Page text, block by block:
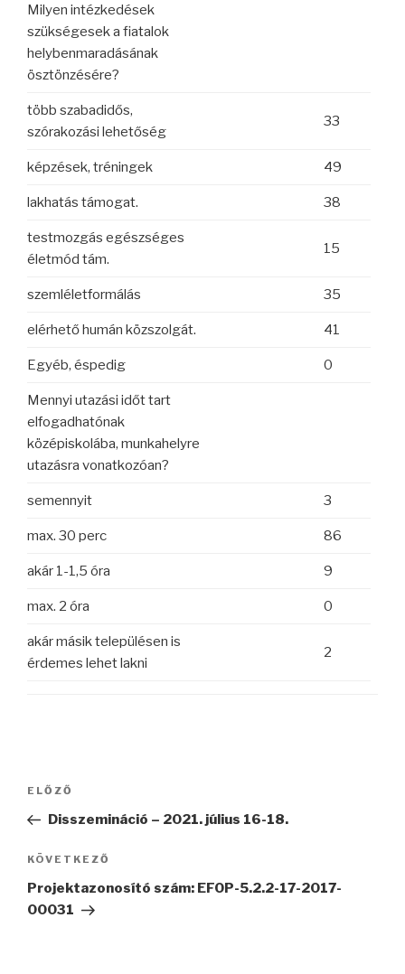
Milyen intézkedések
szükségesek a fiatalok
helybenmaradásának
ösztönzésére?
több szabadidős,
szórakozási lehetőség
33
képzések, tréningek 49
lakhatás támogat. 38
testmozgás egészséges
életmód tám.
15
szemléletformálás 35
elérhető humán közszolgát. 41
Egyéb, éspedig 0
Mennyi utazási időt tart
elfogadhatónak
középiskolába, munkahelyre
utazásra vonatkozóan?
semennyit 3
max. 30 perc 86
akár 1-1,5 óra 9
max. 2 óra 0
akár másik településen is
érdemes lehet lakni
2
Bejegyzés
Korábbi
bejegyzés
ELŐZŐ
Disszemináció – 2021. július 16-18.
Következő
bejegyzés
KÖVETKEZŐ
Projektazonosító szám: EFOP-5.2.2-17-2017-
00031